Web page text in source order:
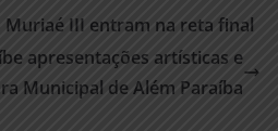
Muriaé III entram na reta final
apresentações artísticas e
Municipal de Além Paraíba